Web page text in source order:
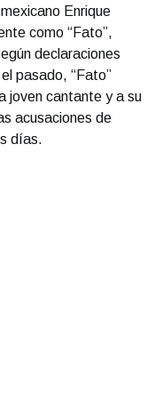
Enrique
como “Fato”,
declaraciones
pasado, “Fato”
joven cantante y a su
acusaciones de
días.